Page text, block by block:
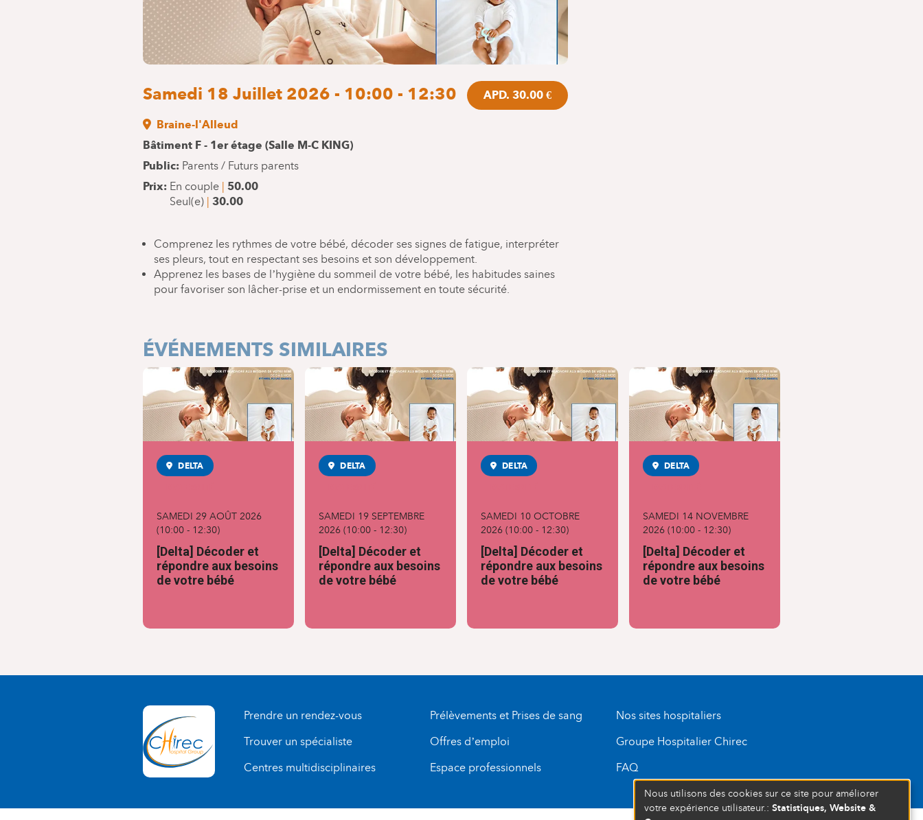
Samedi 18 Juillet 2026 - 10:00 - 12:30
Braine-l'Alleud
Bâtiment F - 1er étage (Salle M-C KING)
Public Parents / Futurs parents
Prix En couple
50.00
Seul(e)
30.00
APD. 30.00 €
Comprenez les rythmes de votre bébé, décoder ses signes de fatigue, interpréter
ses pleurs, tout en respectant ses besoins et son développement.
Apprenez les bases de l’hygiène du sommeil de votre bébé, les habitudes saines
pour favoriser son lâcher-prise et un endormissement en toute sécurité.
ÉVÉNEMENTS SIMILAIRES
DELTA
SAMEDI 29 AOÛT 2026
(10:00 - 12:30)
[Delta] Décoder et
répondre aux besoins
de votre bébé
DELTA
SAMEDI 19 SEPTEMBRE
2026 (10:00 - 12:30)
[Delta] Décoder et
répondre aux besoins
de votre bébé
DELTA
SAMEDI 10 OCTOBRE
2026(10:00- 12:30)
[Delta] Décoder et
répondre aux besoins
de votre bébé
DELTA
SAMEDI 14 NOVEMBRE
2026(10:00- 12:30)
[Delta] Décoder et
répondre aux besoins
de votre bébé
Prendre un rendez-vous
Trouver un spécialiste
Centres multidisciplinaires
Prélèvements et Prises de sang
Offres d’emploi
Espace professionnels
Nos sites hospitaliers
Groupe Hospitalier Chirec
FAQ
Nous utilisons des cookies sur ce site pour améliorer
votre expérience utilisateur.: Statistiques, Website &